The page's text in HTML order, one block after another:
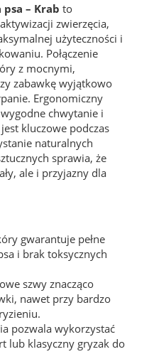
psa – Krab to
zwierzęcia,
użyteczności i
Połączenie
z mocnymi,
zabawkę wyjątkowo
Ergonomiczny
chwytanie i
kluczowe podczas
naturalnych
sprawia, że
ale i przyjazny dla
gwarantuje pełne
i brak toksycznych
szwy znacząco
nawet przy bardzo
pozwala wykorzystać
lub klasyczny gryzak do